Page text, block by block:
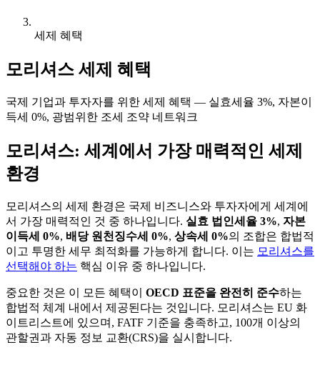
세제 혜택
모리셔스 세제 혜택
국제 기업과 투자자를 위한 세제 혜택 — 실효세율 3%, 자본이
득세 0%, 광범위한 조세 조약 네트워크
모리셔스: 세계에서 가장 매력적인 세제
환경
모리셔스의 세제 환경은 국제 비즈니스와 투자자에게 세계에
서 가장 매력적인 것 중 하나입니다. 실효 법인세율 3%, 자본
이득세 0%, 배당 원천징수세 0%, 상속세 0%의 조합은 합법적
이고 투명한 세무 최적화를 가능하게 합니다. 이는 모리셔스를
선택해야 하는 핵심 이유 중 하나입니다.
중요한 것은 이 모든 혜택이 OECD 표준을 완전히 준수하는
합법적 체계 내에서 제공된다는 것입니다. 모리셔스는 EU 화
이트리스트에 있으며, FATF 기준을 충족하고, 100개 이상의
관할권과 자동 정보 교환(CRS)을 실시합니다.